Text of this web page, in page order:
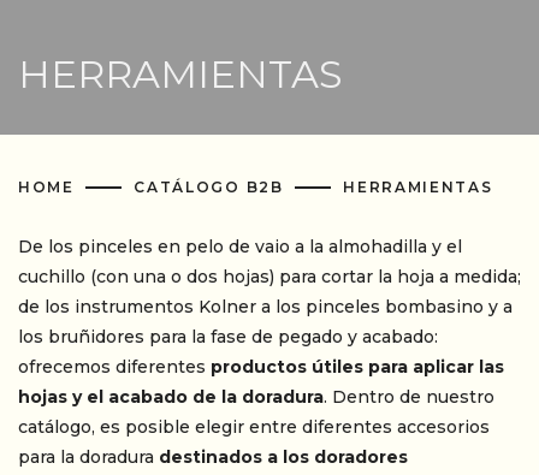
HERRAMIENTAS
HOME CATÁLOGO B2B HERRAMIENTAS
De los pinceles en pelo de vaio a la almohadilla y el
cuchillo (con una o dos hojas) para cortar la hoja a medida;
de los instrumentos Kolner a los pinceles bombasino y a
los bruñidores para la fase de pegado y acabado:
ofrecemos diferentes productos útiles para aplicar las
hojas y el acabado de la doradura. Dentro de nuestro
catálogo, es posible elegir entre diferentes accesorios
para la doradura destinados a los doradores